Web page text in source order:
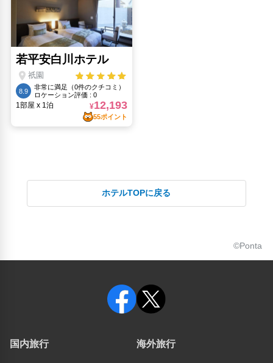
嵐山モンキーパーク(9.29km)
清水寺(1.53km)
祇園(320m)
金閣寺(5.59km)
銀閣寺(3.06km)
錦・井上佃煮店(1.21km)
錦市場商店街(1.21km)
ホテルTOPに戻る
©Ponta
国内旅行 海外旅行